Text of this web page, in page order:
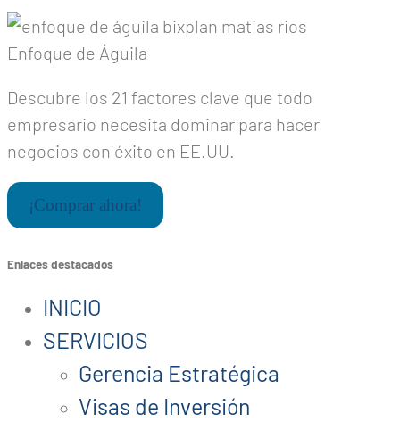
Enfoque de Águila
Descubre los 21 factores clave que todo
empresario necesita dominar para hacer
negocios con éxito en EE.UU.
¡Comprar ahora!
Enlaces destacados
INICIO
SERVICIOS
Gerencia Estratégica
Visas de Inversión